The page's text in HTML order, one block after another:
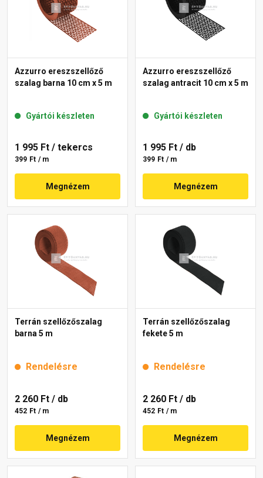
Azzurro ereszszellőző
szalag barna 10 cm x 5 m
Gyártói készleten
1 995 Ft / tekercs
399 Ft / m
Megnézem
Azzurro ereszszellőző
szalag antracit 10 cm x 5 m
Gyártói készleten
1 995 Ft / db
399 Ft / m
Megnézem
Terrán szellőzőszalag
barna 5 m
Rendelésre
2 260 Ft / db
452 Ft / m
Megnézem
Terrán szellőzőszalag
fekete 5 m
Rendelésre
2 260 Ft / db
452 Ft / m
Megnézem